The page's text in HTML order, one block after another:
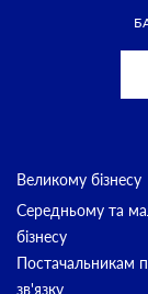
Великому бізнесу
Середньому та
бізнесу
Постачальникам
зв'язку